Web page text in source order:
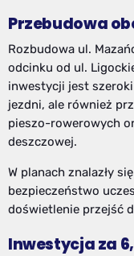
Przebudowa
Rozbudowa ul.
odcinku od ul.
inwestycji jest
jezdni, ale również
pieszo-rowerowych
deszczowej.
W planach znalazły
bezpieczeństwo
doświetlenie przejść
Inwestycja za